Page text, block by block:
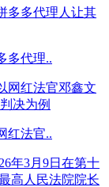
多代理..
红法官..